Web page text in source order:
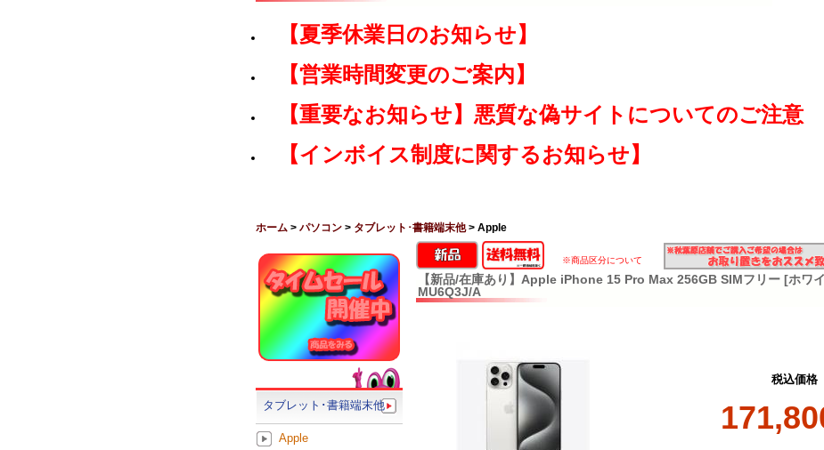
【夏季休業日のお知らせ】
【営業時間変更のご案内】
【重要なお知らせ】悪質な偽サイトについてのご注意
【インボイス制度に関するお知らせ】
ホーム > パソコン > タブレット･書籍端末他> Apple
※商品区分について
【新品/在庫あり】Apple iPhone 15 Pro Max 256GB SIMフリー [ホワ
MU6Q3J/A
税込価格
タブレット･書籍端末他
Apple